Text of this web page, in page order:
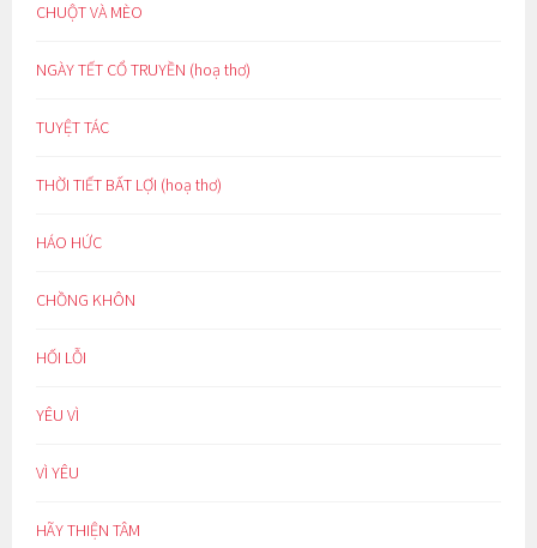
CHUỘT VÀ MÈO
NGÀY TẾT CỔ TRUYỀN (hoạ thơ)
TUYỆT TÁC
THỜI TIẾT BẤT LỢI (hoạ thơ)
HÁO HỨC
CHỒNG KHÔN
HỐI LỖI
YÊU VÌ
VÌ YÊU
HÃY THIỆN TÂM